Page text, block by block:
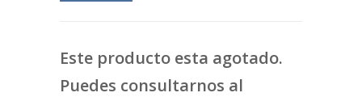
Este producto esta agotado.
Puedes consultarnos al